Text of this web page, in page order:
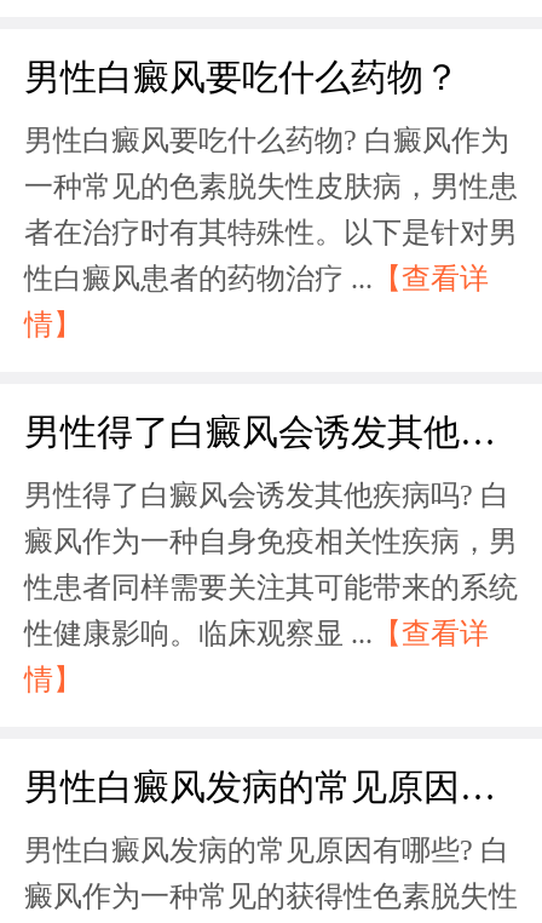
男性白癜风要吃什么药物？
男性白癜风要吃什么药物? 白癜风作为
一种常见的色素脱失性皮肤病，男性患
者在治疗时有其特殊性。以下是针对男
性白癜风患者的药物治疗 ... 【查看详
情】
男性得了白癜风会诱发其他疾病吗？
男性得了白癜风会诱发其他疾病吗? 白
癜风作为一种自身免疫相关性疾病，男
性患者同样需要关注其可能带来的系统
性健康影响。临床观察显 ... 【查看详
情】
男性白癜风发病的常见原因有哪些？
男性白癜风发病的常见原因有哪些? 白
癜风作为一种常见的获得性色素脱失性